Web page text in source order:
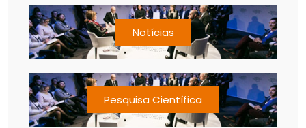
Notícias
Pesquisa Científica